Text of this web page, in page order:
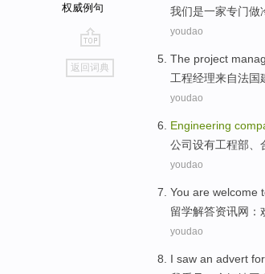
权威例句
go
top
返回词典
我们是一家专门做
youdao
The project
工程经理来自法国
youdao
Engineering
公司设有工程部
youdao
You are welcome
留学解答资讯网：
youdao
I saw an advert